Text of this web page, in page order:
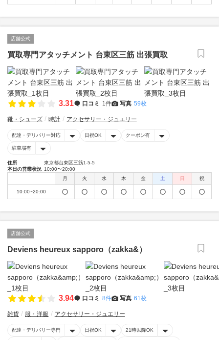
店舗公式
買取専門アタッチメント 台東区三筋 出張買取
3.31 口コミ 1件 写真 59枚
靴・シューズ 時計 アクセサリー・ジュエリー
配達・デリバリー対応 日祝OK クーポン有
駐車場有
住所
東京都台東区三筋1-5-5
本日の営業状況 10:00〜20:00
月
火 水 木 金 土 日 祝
10:00~20:00
店舗公式
Deviens heureux sapporo（zakka&）
3.94 口コミ 8件 写真 61枚
雑貨 服・洋服 アクセサリー・ジュエリー
配達・デリバリー専門 日祝OK 21時以降OK